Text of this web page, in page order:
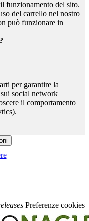
funzionamento del sito.
del carrello nel nostro
può funzionare in
per garantire la
social network
il comportamento
Preferenze cookies